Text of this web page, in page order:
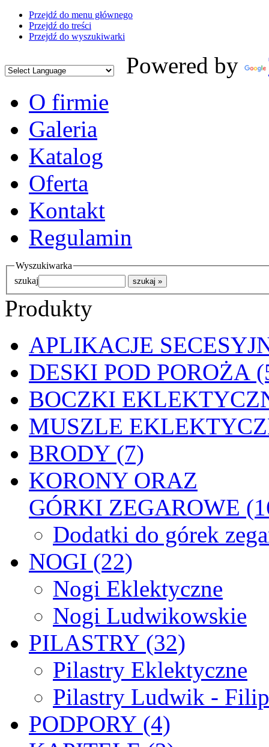
Przejdź do menu głównego
Przejdź do treści
Przejdź do wyszukiwarki
Powered by
O firmie
Galeria
Katalog
Oferta
Kontakt
Regulamin
Wyszukiwarka
szukaj
Produkty
APLIKACJE
DESKI POD POROŻA
BOCZKI
MUSZLE
BRODY (7)
KORONY ORAZ
GÓRKI ZEGAROWE
Dodatki do górek
NOGI (22)
Nogi Eklektyczne
Nogi Ludwikowskie
PILASTRY (32)
Pilastry Eklektyczne
Pilastry Ludwik - Filip
PODPORY (4)